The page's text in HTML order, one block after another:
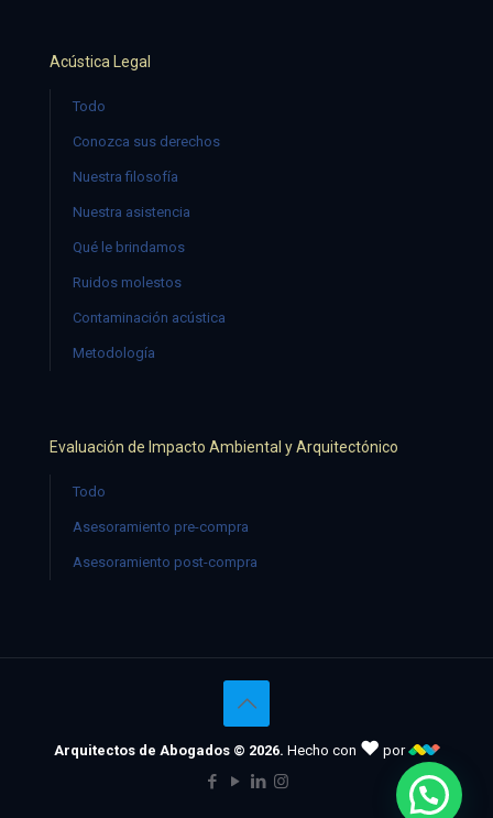
Acústica Legal
Todo
Conozca sus derechos
Nuestra filosofía
Nuestra asistencia
Qué le brindamos
Ruidos molestos
Contaminación acústica
Metodología
Evaluación de Impacto Ambiental y Arquitectónico
Todo
Asesoramiento pre-compra
Asesoramiento post-compra
Arquitectos de Abogados © 2026. Hecho con ♥ por